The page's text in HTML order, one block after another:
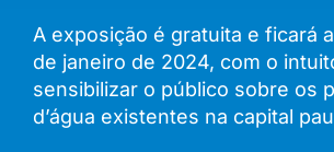
A exposição é gratuita e ficará
de janeiro de 2024, com o
sensibilizar o público sobre os
d’água existentes na capital